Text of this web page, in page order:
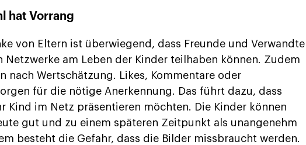
hat Vorrang
von Eltern ist überwiegend, dass Freunde und Verwandte
Netzwerke am Leben der Kinder teilhaben können. Zudem
nach Wertschätzung. Likes, Kommentare oder
für die nötige Anerkennung. Das führt dazu, dass
Kind im Netz präsentieren möchten. Die Kinder können
gut und zu einem späteren Zeitpunkt als unangenehm
besteht die Gefahr, dass die Bilder missbraucht werden.